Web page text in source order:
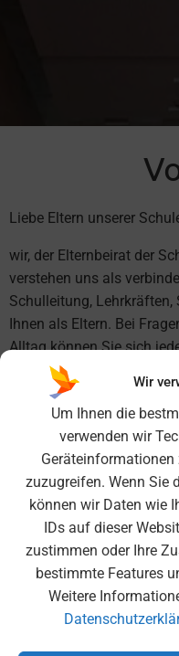
Wir
Um Ihnen die
verwenden wir
zuzugreifen. Wenn Sie
können wir Daten wie
IDs auf dieser
zustimmen oder Ihre
bestimmte Features
Weitere
Liebe Eltern unserer
wir, der Elternbeirat der
verstehen uns als
Schulleitung,
Ihnen als Eltern. Bei
Alltag können Sie sich
wenden – wir
Darüber hinaus gestalten
regelmäßigen
Anregungen, Ideen und
Weiterentwicklung
voranzubringen.
Wenn Sie Kontakt
eine E-Mail aneb-ms-